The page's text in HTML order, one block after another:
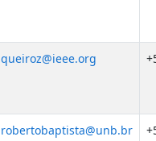
queiroz@ieee.org
robertobaptista@unb.br